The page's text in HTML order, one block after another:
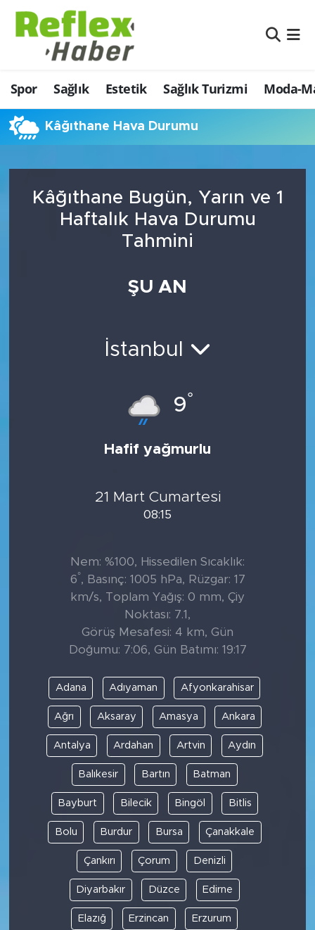
Spor Sağlık Estetik Sağlık Turizmi Moda-
Kâğıthane Hava Durumu
Kâğıthane Bugün, Yarın ve 1
Haftalık Hava Durumu
Tahmini
ŞU AN
İstanbul
9°
Hafif yağmurlu
21 Mart Cumartesi
08:15
Nem: %100, Hissedilen Sıcaklık:
6°, Basınç: 1005 hPa, Rüzgar: 17
km/s, Toplam Yağış: 0 mm, Çiy
Noktası: 7.1,
Görüş Mesafesi: 4 km, Gün
Doğumu: 7:06, Gün Batımı: 19:17
Adana Adıyaman Afyonkarahisar
Ağrı Aksaray Amasya Ankara
Antalya Ardahan Artvin Aydın
Balıkesir Bartın Batman
Bayburt Bilecik Bingöl Bitlis
Bolu Burdur Bursa Çanakkale
Çankırı Çorum Denizli
Diyarbakır Düzce Edirne
Elazığ Erzincan Erzurum
Eğitim
Estetik
Firmalardan
İş ve Ekonomi
Moda-Magazin-Eğlence
Nöbetçi Eczaneler
Hava Durumu
Namaz Vakitleri
Şampiyonlar Ligi Puan Durumu ve Fikstür
Tüm Manşetler